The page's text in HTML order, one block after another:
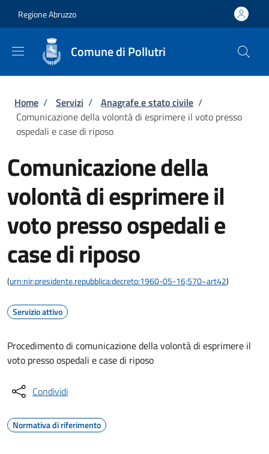
Regione Abruzzo
Comune di Pollutri
Briciole di pane
Home / Servizi / Anagrafe e stato civile /
Comunicazione della volontà di esprimere il voto presso
ospedali e case di riposo
Comunicazione della
volontà di esprimere il
voto presso ospedali e
case di riposo
(urn:nir:presidente.repubblica:decreto:1960-05-16;570~art42)
Servizio attivo
Procedimento di comunicazione della volontà di esprimere il
voto presso ospedali e case di riposo
Condividi
Normativa di riferimento